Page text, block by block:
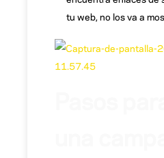
tu web, no los va a